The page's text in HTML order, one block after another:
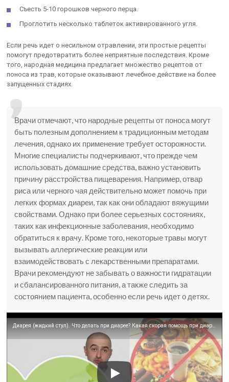
Съесть 5-10 горошков черного перца.
Проглотить несколько таблеток активированного угля.
Если речь идет о несильном отравлении, эти простые рецепты
помогут предотвратить более неприятные последствия. Кроме
того, народная медицина предлагает множество рецептов от
поноса из трав, которые оказывают лечебное действие на более
запущенных стадиях.
Врачи отмечают, что народные рецепты от поноса могут
быть полезным дополнением к традиционным методам
лечения, однако их применение требует осторожности.
Многие специалисты подчеркивают, что прежде чем
использовать домашние средства, важно установить
причину расстройства пищеварения. Например, отвар
риса или черного чая действительно может помочь при
легких формах диареи, так как они обладают вяжущими
свойствами. Однако при более серьезных состояниях,
таких как инфекционные заболевания, необходимо
обратиться к врачу. Кроме того, некоторые травы могут
вызывать аллергические реакции или
взаимодействовать с лекарственными препаратами.
Врачи рекомендуют не забывать о важности гидратации
и сбалансированного питания, а также следить за
состоянием пациента, особенно если речь идет о детях.
Диарея (жидкий стул). Что делать при диарее? Какая скорая помощь при диарее (лечение поноса)?